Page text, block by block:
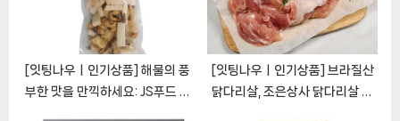
[잇팅나우ㅣ인기상품] 해물의 풍
부한 맛을 만끽하세요: JS푸드 해
[잇팅나우ㅣ인기상품] 브라질산
닭다리살, 조은상사 닭다리살 정